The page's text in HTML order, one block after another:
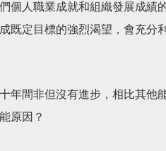
個人職業成就和組織發展成績
既定目標的強烈渴望，會充分
年間非但沒有進步，相比其他
原因？